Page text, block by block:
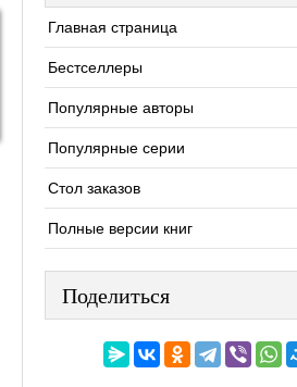
Главная страница
Бестселлеры
Популярные авторы
Популярные серии
Стол заказов
Полные версии книг
Поделиться